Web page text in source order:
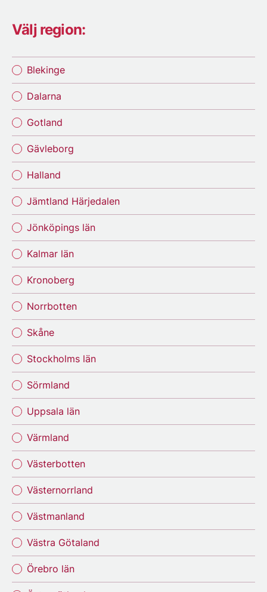
Välj region:
Blekinge
Dalarna
Gotland
Gävleborg
Halland
Jämtland Härjedalen
Jönköpings län
Kalmar län
Kronoberg
Norrbotten
Skåne
Stockholms län
Sörmland
Uppsala län
Värmland
Västerbotten
Västernorrland
Västmanland
Västra Götaland
Örebro län